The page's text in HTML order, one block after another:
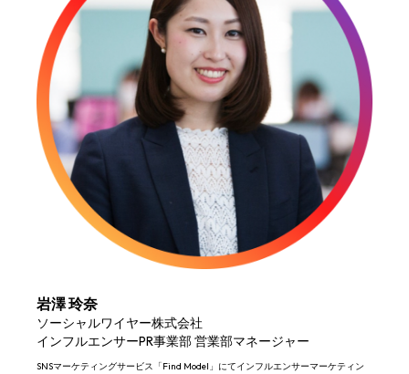
岩澤 玲奈
ソーシャルワイヤー株式会社
インフルエンサーPR事業部 営業部マネージャー
SNSマーケティングサービス「Find Model」にてインフルエンサーマーケティン